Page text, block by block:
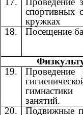
спортивных
кружках
18. Посещение
19.
Проведение
занятий.
20.
Подвижные